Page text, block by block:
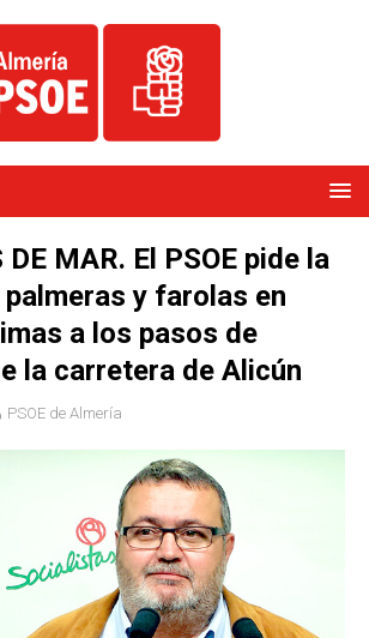
DE MAR. El PSOE pide la
y farolas en
a los pasos de
la carretera de Alicún
PSOE de Almería